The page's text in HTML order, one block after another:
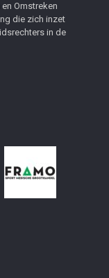
Omstreken
die zich inzet
in de